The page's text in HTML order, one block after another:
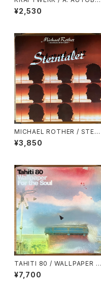
N / B: KOMETENMELODIE 1
¥2,530
MICHAEL ROTHER / STERN
TALER
¥3,850
TAHITI 80 / WALLPAPER F
OR THE SOUL
¥7,700